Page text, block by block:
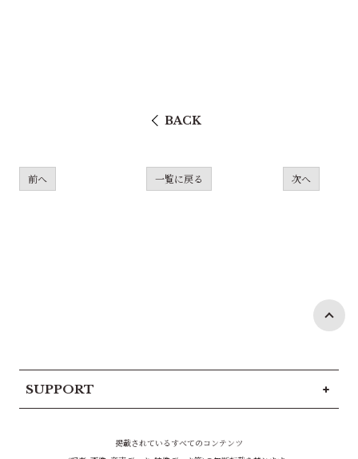
BACK
前へ 一覧に戻る 次へ
SUPPORT
掲載されているすべてのコンテンツ